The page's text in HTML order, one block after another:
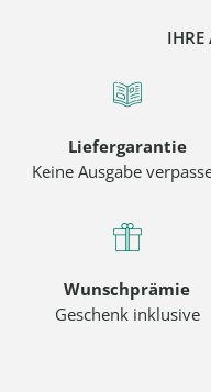
IHRE
Liefergarantie
Keine Ausgabe
Wunschprämie
Geschenk inklusive